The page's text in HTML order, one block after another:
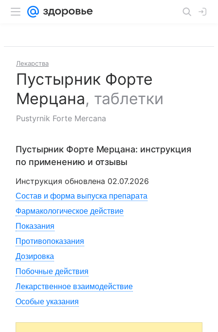
Лекарства
Пустырник Форте
Мерцана, таблетки
Pustyrnik Forte Mercana
Пустырник Форте Мерцана: инструкция
по применению и отзывы
Инструкция обновлена 02.07.2026
Состав и форма выпуска препарата
Фармакологическое действие
Показания
Противопоказания
Дозировка
Побочные действия
Лекарственное взаимодействие
Особые указания